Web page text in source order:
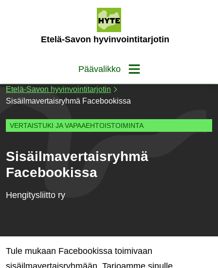
Etelä-Savon hyvinvointitarjotin
Päävalikko
Etelä-Savon hyvinvointitarjotin
Sisäilmavertaisryhmä Facebookissa
VERTAISTUKI JA VAPAAEHTOISTOIMINTA
Sisäilmavertaisryhmä
Facebookissa
Hengitysliitto ry
Tule mukaan Facebookissa toimivaan
sisäilmavertaisryhmään. Tarjoamme sinulle